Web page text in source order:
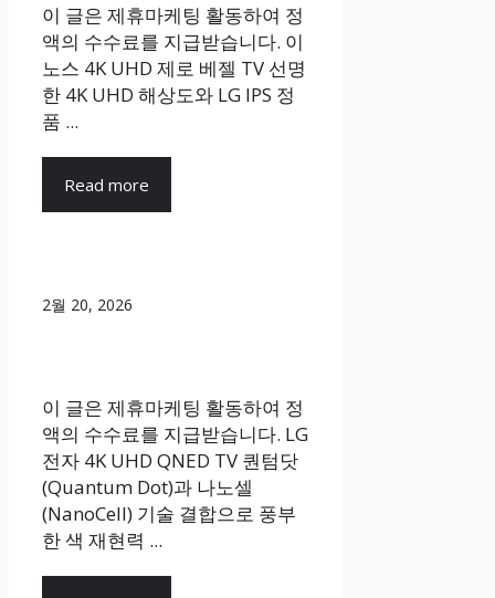
이 글은 제휴마케팅 활동하여 정
액의 수수료를 지급받습니다. 이
노스 4K UHD 제로 베젤 TV 선명
한 4K UHD 해상도와 LG IPS 정
품 ...
Read more
2월 20, 2026
이 글은 제휴마케팅 활동하여 정
액의 수수료를 지급받습니다. LG
전자 4K UHD QNED TV 퀀텀닷
(Quantum Dot)과 나노셀
(NanoCell) 기술 결합으로 풍부
한 색 재현력 ...